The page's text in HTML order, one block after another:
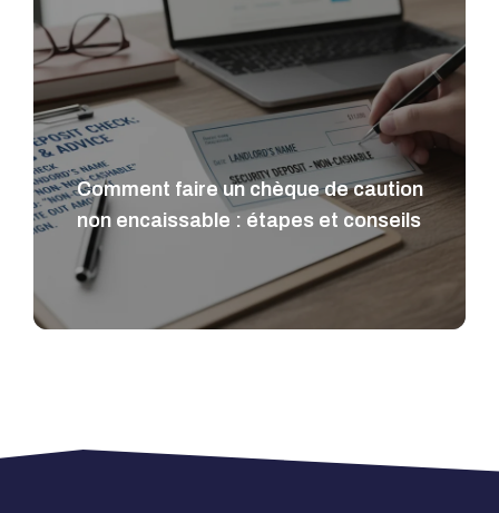
Comment faire un chèque de caution
non encaissable : étapes et conseils